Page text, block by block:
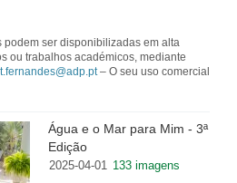
ser disponibilizadas em alta
ou trabalhos académicos, mediante
t.fernandes@adp.pt – O seu uso comercial
Água e o Mar para Mim - 3ª
Edição
2025-04-01 133 imagens